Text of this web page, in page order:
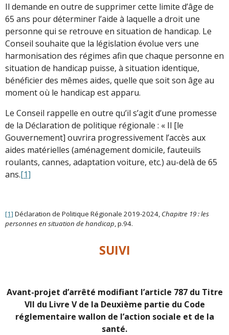
Il demande en outre de supprimer cette limite d’âge de
65 ans pour déterminer l’aide à laquelle a droit une
personne qui se retrouve en situation de handicap. Le
Conseil souhaite que la législation évolue vers une
harmonisation des régimes afin que chaque personne en
situation de handicap puisse, à situation identique,
bénéficier des mêmes aides, quelle que soit son âge au
moment où le handicap est apparu.
Le Conseil rappelle en outre qu’il s’agit d’une promesse
de la Déclaration de politique régionale : « Il [le
Gouvernement] ouvrira progressivement l’accès aux
aides matérielles (aménagement domicile, fauteuils
roulants, cannes, adaptation voiture, etc.) au-delà de 65
ans.[1]
[1] Déclaration de Politique Régionale 2019-2024, Chapitre 19 : les
personnes en situation de handicap , p.94.
SUIVI
Avant-projet d’arrêté modifiant l’article 787 du Titre
VII du Livre V de la Deuxième partie du Code
réglementaire wallon de l’action sociale et de la
santé.